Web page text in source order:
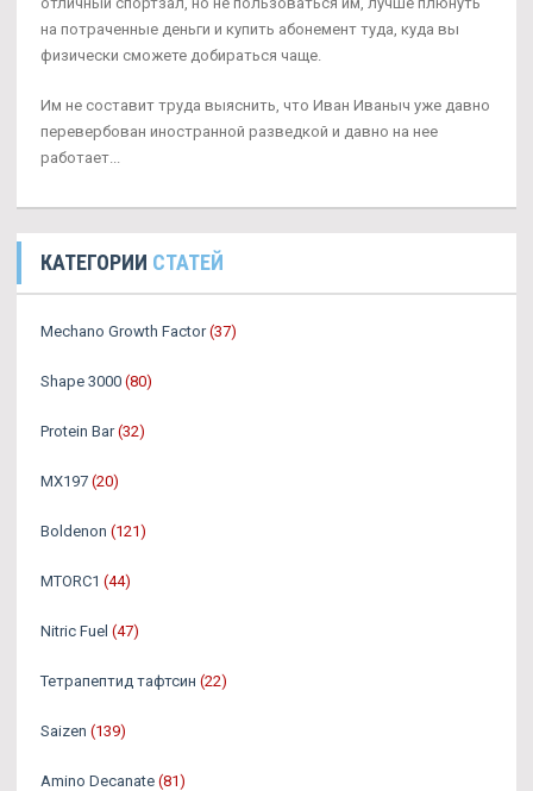
на потраченные деньги и купить абонемент туда, куда вы
физически сможете добираться чаще.
Им не составит труда выяснить, что Иван Иваныч уже давно
перевербован иностранной разведкой и давно на нее
работает...
КАТЕГОРИИ СТАТЕЙ
Mechano Growth Factor (37)
Shape 3000 (80)
Protein Bar (32)
MX197 (20)
Boldenon (121)
MTORC1 (44)
Nitric Fuel (47)
Тетрапептид тафтсин (22)
Saizen (139)
Amino Decanate (81)